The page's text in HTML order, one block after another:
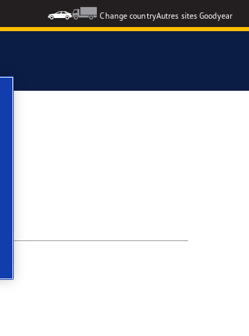
Change countryAutres sites Goodyear